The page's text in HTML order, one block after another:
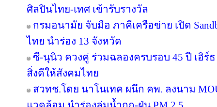
ศิลปินไทย-เทศ เข้ารับรางวัล
กรมอนามัย จับมือ ภาคีเครือข่าย เปิด
ไทย นำร่อง 13 จังหวัด
ซี-นุนิว ควงคู่ ร่วมฉลองครบรอบ 45 ปี เอิร์
สิ่งดีให้สังคมไทย
สวทช.โดย นาโนเทค ผนึก คพ. ลงนาม